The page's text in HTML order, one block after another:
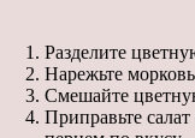
Разделите
Нарежьте
Смешайте
Приправьте